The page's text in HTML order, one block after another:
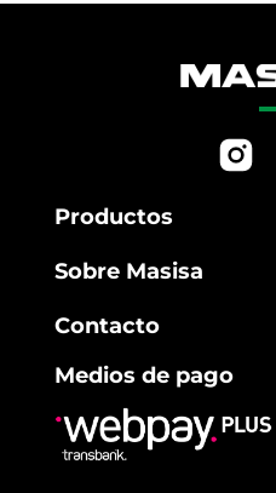
Productos
Sobre Masisa
Contacto
Medios de pago